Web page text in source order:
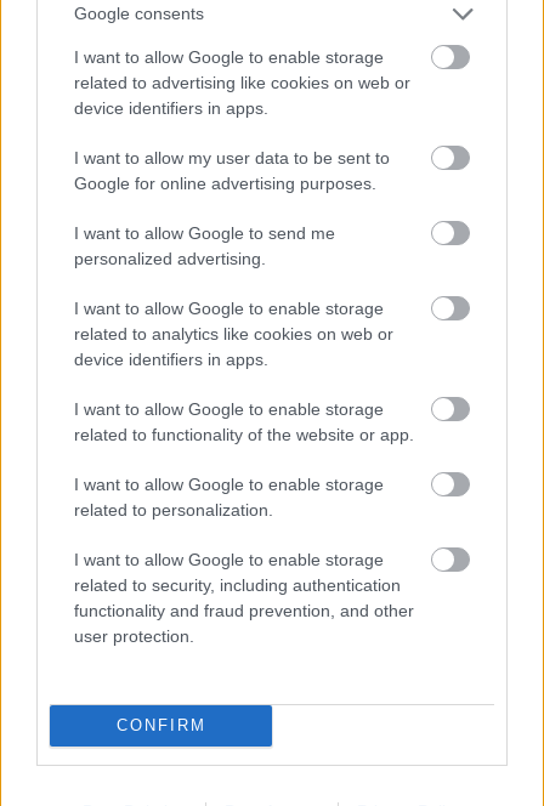
Google consents
I want to allow Google to enable storage
related to advertising like cookies on web or
device identifiers in apps.
I want to allow my user data to be sent to
Google for online advertising purposes.
I want to allow Google to send me
personalized advertising.
I want to allow Google to enable storage
related to analytics like cookies on web or
device identifiers in apps.
I want to allow Google to enable storage
related to functionality of the website or app.
I want to allow Google to enable storage
related to personalization.
I want to allow Google to enable storage
related to security, including authentication
functionality and fraud prevention, and other
user protection.
CONFIRM
MAASTOHIIHTO.COM
Squeezyltä on tullut Suomen markkinoille uusi Energy Organic
Bar, joka on valmistettu mahdollisimman luonnonmukaisilla
ainesosilla.
Yli 100 000 lukijaa elokuussa
Kestävyysurheilu.fi tavoitti elokuussa yli 100 000 yksilöityä
Loput Kestävyysurheilu.fin
suunnistuspaidat puoleen hintaan
MAASTOHIIHTO.COM 18.08.2015
Trimtexin valmistamia Kestävyysurheilu.fin suunnistuspaitoja